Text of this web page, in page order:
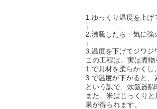
1.ゆっくり温度を上げ
↓
2.沸騰したら一気に強
↓
3.温度を下げてジワジ
この工程は、実は煮
1.で具材を柔らかくし
3.で温度が下がると、
という訳で、炊飯器調
また、米はじっくり
果が得られます。